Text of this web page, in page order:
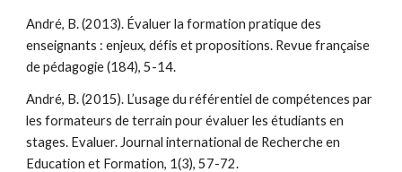
André, B. (2013). Évaluer la formation pratique des
enseignants : enjeux, défis et propositions. Revue française
de pédagogie (184), 5-14.
André, B. (2015). L’usage du référentiel de compétences par
les formateurs de terrain pour évaluer les étudiants en
stages. Evaluer. Journal international de Recherche en
Education et Formation, 1(3), 57-72.